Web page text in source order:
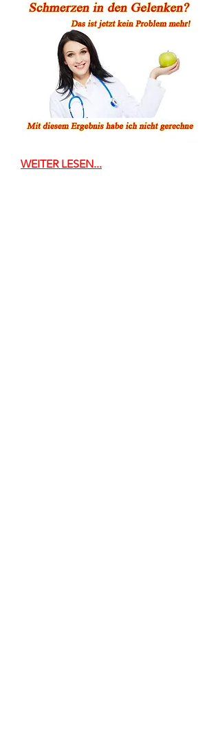
WEITER LESEN...